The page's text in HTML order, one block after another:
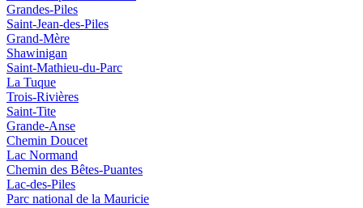
Grandes-Piles
Saint-Jean-des-Piles
Grand-Mère
Shawinigan
Saint-Mathieu-du-Parc
La Tuque
Trois-Rivières
Saint-Tite
Grande-Anse
Chemin Doucet
Lac Normand
Chemin des Bêtes-Puantes
Lac-des-Piles
Parc national de la Mauricie